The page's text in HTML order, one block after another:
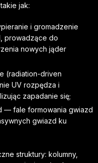
jak:
i gromadzenie
prowadzące do
nowych jąder
(radiation-driven
UV rozpędza i
zapadanie się;
— fale formowania gwiazd
gwiazd ku
struktury: kolumny,